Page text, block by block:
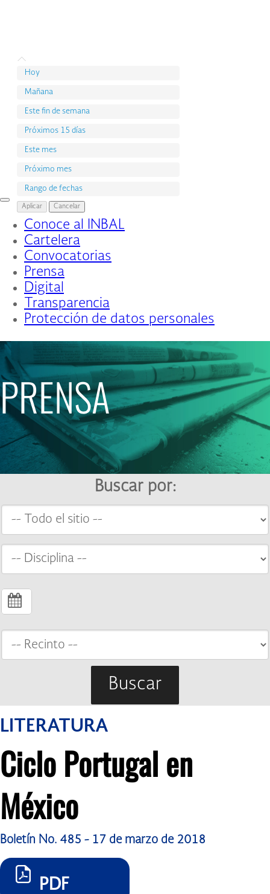
Interruptor
de
Navegación
Conoce al INBAL
Cartelera
Convocatorias
Prensa
Digital
Transparencia
Protección de datos personales
PRENSA
Buscar por:
Buscar
LITERATURA
Ciclo Portugal en
México
Boletín No. 485 - 17 de marzo de 2018
PDF
Hoy
Mañana
Este fin de semana
Próximos 15 días
Este mes
Próximo mes
Rango de fechas
Aplicar Cancelar